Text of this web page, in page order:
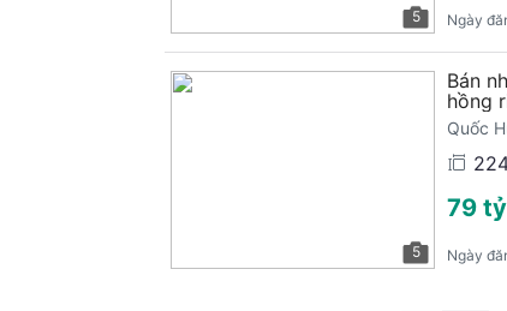
5 Ngày
5
Bán
hồng
Quốc
79 tỷ
Ngày